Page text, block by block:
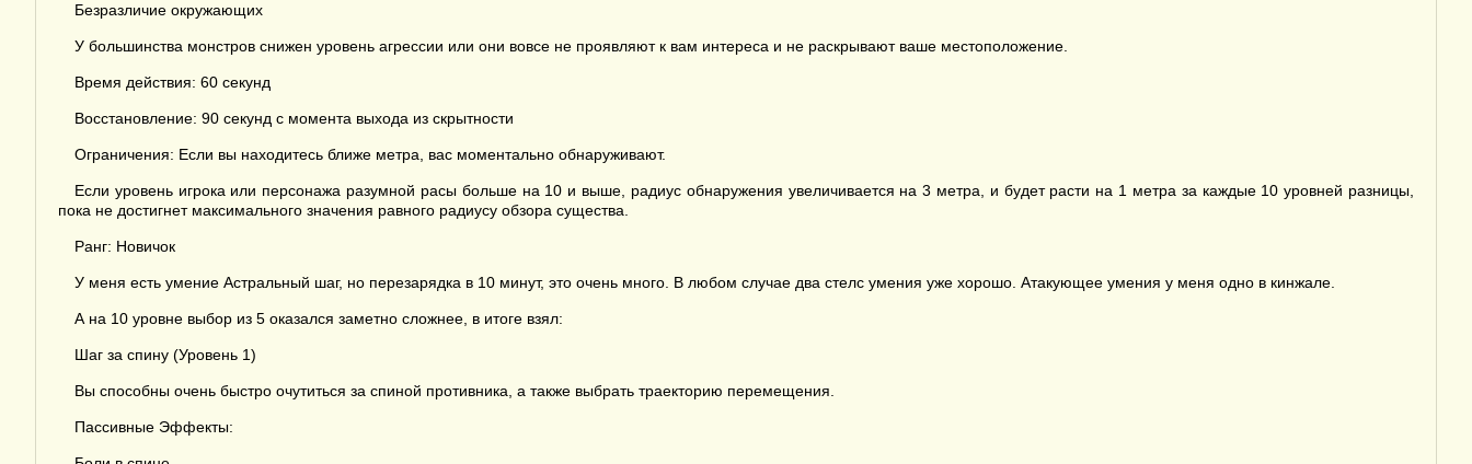
Безразличие окружающих
У большинства монстров снижен уровень агрессии или они вовсе не проявляют к вам интереса и не раскрывают ваше местоположение.
Время действия: 60 секунд
Восстановление: 90 секунд с момента выхода из скрытности
Ограничения: Если вы находитесь ближе метра, вас моментально обнаруживают.
Если уровень игрока или персонажа разумной расы больше на 10 и выше, радиус обнаружения увеличивается на 3 метра, и будет расти на 1 метра за каждые 10 уровней разницы,
пока не достигнет максимального значения равного радиусу обзора существа.
Ранг: Новичок
У меня есть умение Астральный шаг, но перезарядка в 10 минут, это очень много. В любом случае два стелс умения уже хорошо. Атакующее умения у меня одно в кинжале.
А на 10 уровне выбор из 5 оказался заметно сложнее, в итоге взял:
Шаг за спину (Уровень 1)
Вы способны очень быстро очутиться за спиной противника, а также выбрать траекторию перемещения.
Пассивные Эффекты: